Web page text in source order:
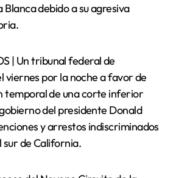
Blanca debido a su agresiva
| Un tribunal federal de
viernes por la noche a favor de
temporal de una corte inferior
del presidente Donald
y arrestos indiscriminados
sur de California.